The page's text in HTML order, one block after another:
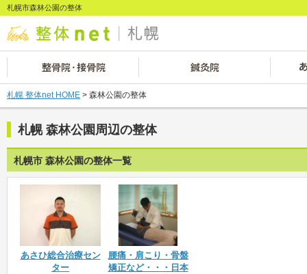
札幌市森林公園の整体
札幌 整体net HOME > 森林公園の整体
札幌 森林公園周辺の整体
札幌市 森林公園の整体一覧
あさひ総合治療セン
ター
腰痛・肩こり・骨盤
矯正など・・・日本